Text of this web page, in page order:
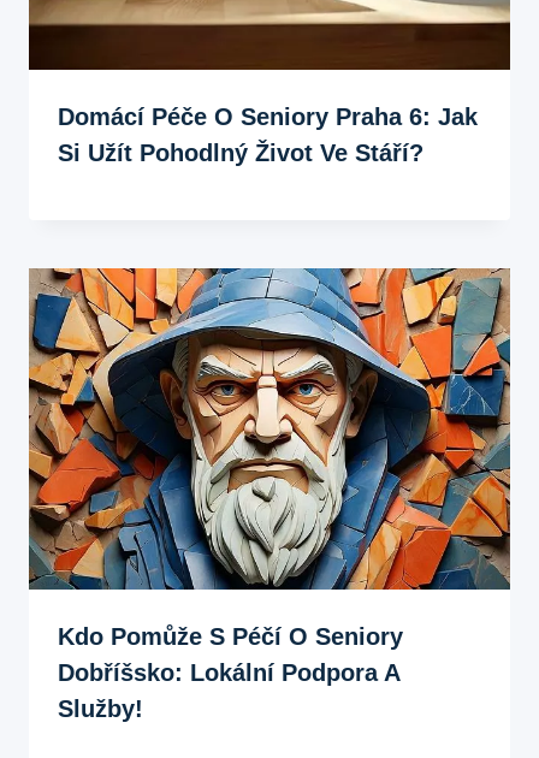
Domácí Péče O Seniory Praha 6: Jak
Si Užít Pohodlný Život Ve Stáří?
Kdo Pomůže S Péčí O Seniory
Dobříšsko: Lokální Podpora A
Služby!